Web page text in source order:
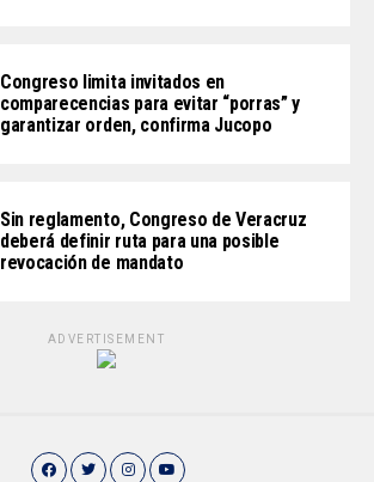
Congreso limita invitados en
comparecencias para evitar “porras” y
garantizar orden, confirma Jucopo
Sin reglamento, Congreso de Veracruz
deberá definir ruta para una posible
revocación de mandato
ADVERTISEMENT